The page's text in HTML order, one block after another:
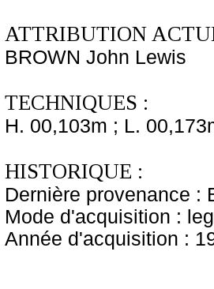
ATTRIBUTION
BROWN John Lewis
TECHNIQUES :
H. 00,103m ; L.
HISTORIQUE :
Dernière provenance :
Mode d'acquisition :
Année d'acquisition :